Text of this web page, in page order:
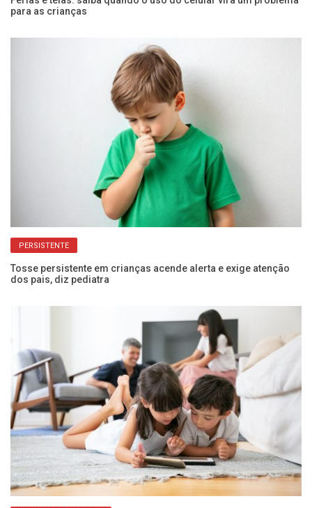
para as crianças
PERSISTENTE
Tosse persistente em crianças acende alerta e exige atenção
dos pais, diz pediatra